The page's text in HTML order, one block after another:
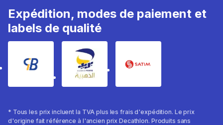
Expédition, modes de paiement et
labels de qualité
* Tous les prix incluent la TVA plus les frais d'expédition. Le prix
d'origine fait référence à l'ancien prix Decathlon. Produits sans